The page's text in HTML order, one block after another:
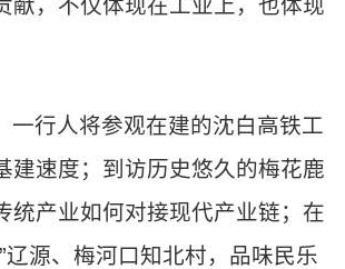
献，不仅体现在工业上，也体现
一行人将参观在建的沈白高铁工
建速度；到访历史悠久的梅花鹿
统产业如何对接现代产业链；在
辽源、梅河口知北村，品味民乐